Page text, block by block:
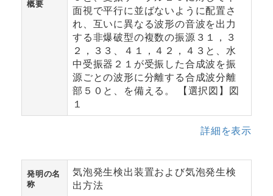
概要
面視で平行に並ばないように配置さ
れ、互いに異なる波形の音波を出力
する非爆破型の複数の振源３１，３
２，３３、４１，４２，４３と、水
中受振器２１が受振した合成波を振
源ごとの波形に分離する合成波分離
部５０と、を備える。 【選択図】図
１
詳細を表示
発明の名
称
気泡発生検出装置および気泡発生検
出方法